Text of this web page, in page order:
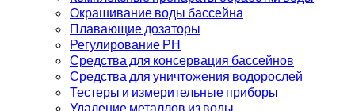
Окрашивание воды бассейна
Плавающие дозаторы
Регулирование РН
Средства для консервация бассейнов
Средства для уничтожения водорослей
Тестеры и измерительные приборы
Удаление металлов из воды